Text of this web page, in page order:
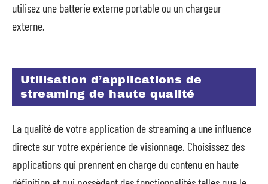
utilisez une batterie externe portable ou un chargeur
externe.
Utilisation d’applications de
streaming de haute qualité
La qualité de votre application de streaming a une influence
directe sur votre expérience de visionnage. Choisissez des
applications qui prennent en charge du contenu en haute